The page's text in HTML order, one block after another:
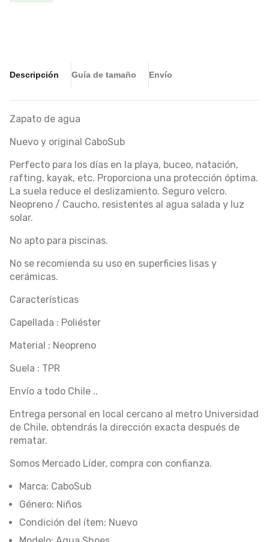
Descripción Guía de tamaño Envío
Zapato de agua
Nuevo y original CaboSub
Perfecto para los días en la playa, buceo, natación,
rafting, kayak, etc. Proporciona una protección óptima.
La suela reduce el deslizamiento. Seguro velcro.
Neopreno / Caucho, resistentes al agua salada y luz
solar.
No apto para piscinas.
No se recomienda su uso en superficies lisas y
cerámicas.
Características
Capellada : Poliéster
Material : Neopreno
Suela : TPR
Envío a todo Chile ..
Entrega personal en local cercano al metro Universidad
de Chile, obtendrás la dirección exacta después de
rematar.
Somos Mercado Líder, compra con confianza.
Marca: CaboSub
Género: Niños
Condición del ítem: Nuevo